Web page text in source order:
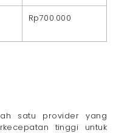
Rp700.000
satu provider yang
tinggi untuk